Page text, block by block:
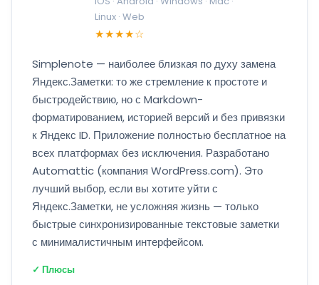
Linux · Web
★★★★☆
Simplenote — наиболее близкая по духу замена
Яндекс.Заметки: то же стремление к простоте и
быстродействию, но с Markdown-
форматированием, историей версий и без привязки
к Яндекс ID. Приложение полностью бесплатное на
всех платформах без исключения. Разработано
Automattic (компания WordPress.com). Это
лучший выбор, если вы хотите уйти с
Яндекс.Заметки, не усложняя жизнь — только
быстрые синхронизированные текстовые заметки
с минималистичным интерфейсом.
✓ Плюсы